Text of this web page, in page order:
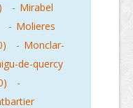
- Mirabel
- Molieres
- Monclar-
de-quercy
-